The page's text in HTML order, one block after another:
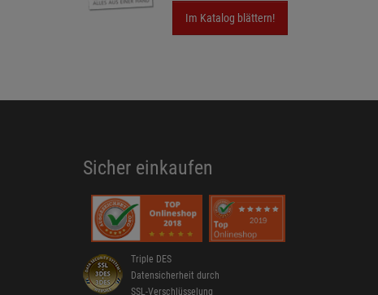
Im Katalog blättern!
Sicher einkaufen
Triple DES
Datensicherheit durch
SSL-Verschlüsselung